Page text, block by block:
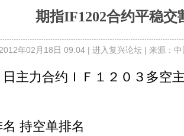
期指IF1202合约平稳交
年02月18日 09:04 | 进入复兴论坛| 来源：
力合约ＩＦ１２０３多空
持空单排名